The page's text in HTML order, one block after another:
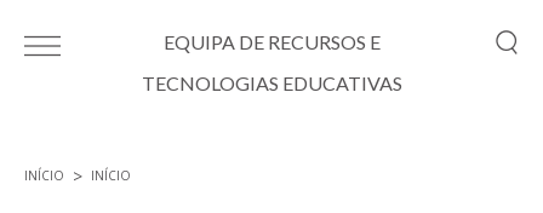
EQUIPA DE RECURSOS E
TECNOLOGIAS EDUCATIVAS
INÍCIO INÍCIO